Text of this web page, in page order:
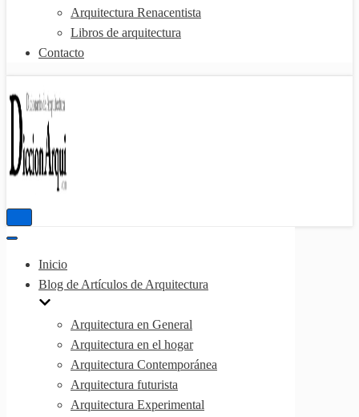
Arquitectura Renacentista
Libros de arquitectura
Contacto
Menú
Menú
navegación
Inicio
Blog de Artículos de Arquitectura
Arquitectura en General
Arquitectura en el hogar
Arquitectura Contemporánea
Arquitectura futurista
Arquitectura Experimental